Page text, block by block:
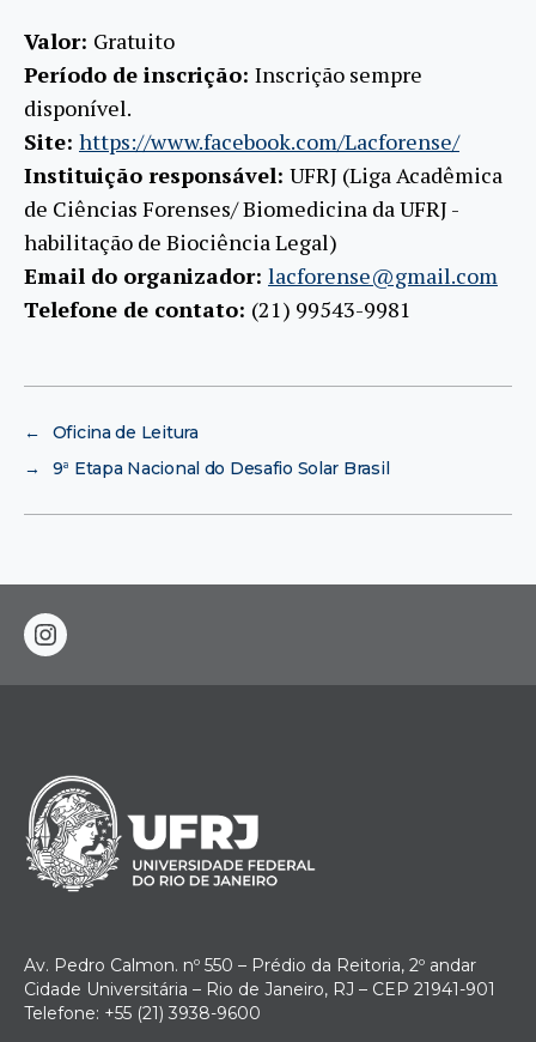
Valor: Gratuito
Período de inscrição: Inscrição sempre
disponível.
Site: https://www.facebook.com/Lacforense/
Instituição responsável: UFRJ (Liga Acadêmica
de Ciências Forenses/ Biomedicina da UFRJ -
habilitação de Biociência Legal)
Email do organizador: lacforense@gmail.com
Telefone de contato: (21) 99543-9981
←
Oficina de Leitura
→
9ª Etapa Nacional do Desafio Solar Brasil
instagram
Av. Pedro Calmon. nº 550 – Prédio da Reitoria, 2º andar
Cidade Universitária – Rio de Janeiro, RJ – CEP 21941-901
Telefone: +55 (21) 3938-9600